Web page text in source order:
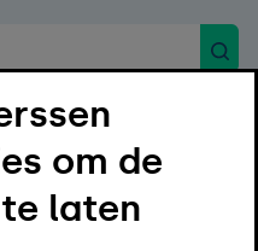
om de
laten